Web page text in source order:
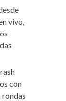
vivo,
con
rondas